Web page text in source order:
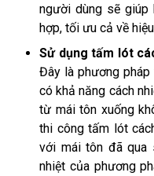
người dùng sẽ giúp
hợp, tối ưu cả về
Sử dụng tấm lót
Đây là phương
có khả năng cách
từ mái tôn xuống
thi công tấm lót
với mái tôn đã qua
nhiệt của phương